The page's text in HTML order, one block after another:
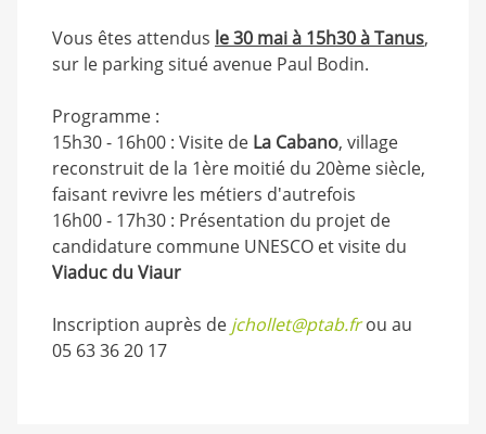
Vous êtes attendus le 30 mai à 15h30 à Tanus,
sur le parking situé avenue Paul Bodin.
Programme :
15h30 - 16h00 : Visite de La Cabano, village
reconstruit de la 1ère moitié du 20ème siècle,
faisant revivre les métiers d'autrefois
16h00 - 17h30 : Présentation du projet de
candidature commune UNESCO et visite du
Viaduc du Viaur
Inscription auprès de jchollet@ptab.frou au
05 63 36 20 17